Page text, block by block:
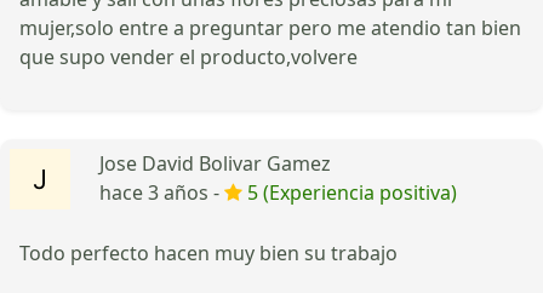
mujer,solo entre a preguntar pero me atendio tan bien
que supo vender el producto,volvere
Jose David Bolivar Gamez
hace 3 años -
5 (Experiencia positiva)
Todo perfecto hacen muy bien su trabajo